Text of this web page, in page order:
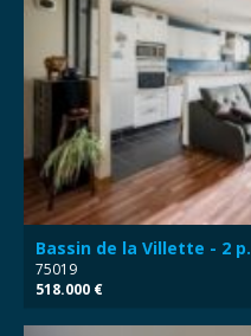
Bassin de la Villette - 2 p.
75019
518.000 €